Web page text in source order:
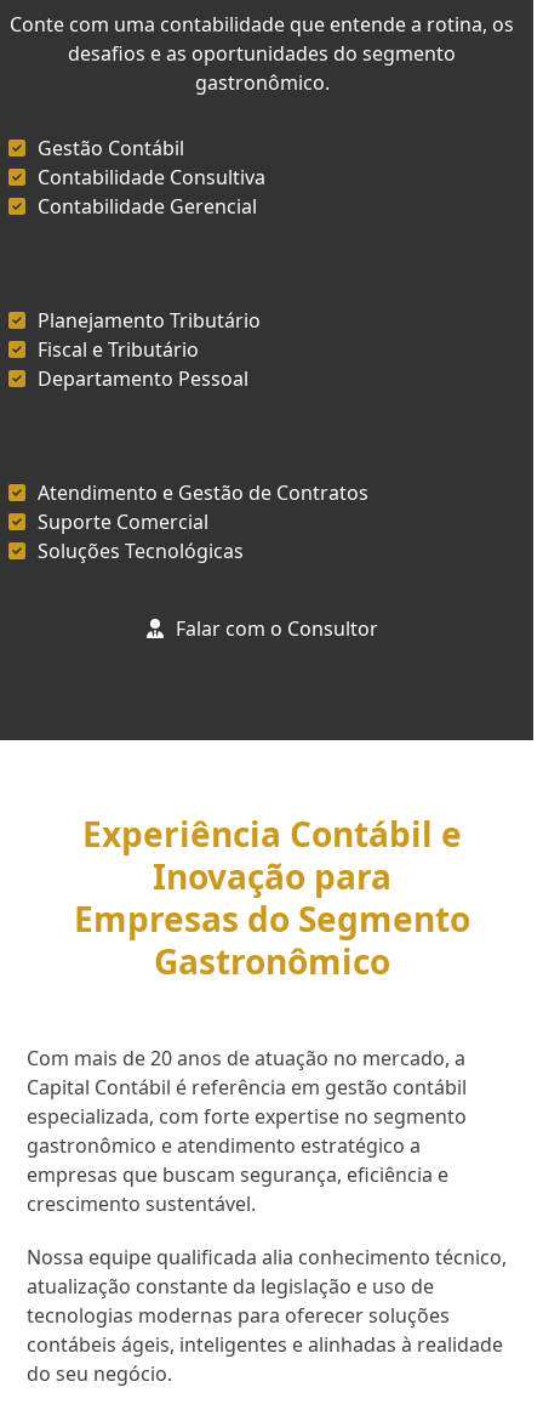
Conte com uma contabilidade que entende a rotina, os
desafios e as oportunidades do segmento
gastronômico.
Gestão Contábil
Contabilidade Consultiva
Contabilidade Gerencial
Planejamento Tributário
Fiscal e Tributário
Departamento Pessoal
Atendimento e Gestão de Contratos
Suporte Comercial
Soluções Tecnológicas
Falar com o Consultor
Experiência Contábil e
Inovação para
Empresas do Segmento
Gastronômico
Com mais de 20 anos de atuação no mercado, a
Capital Contábil é referência em gestão contábil
especializada, com forte expertise no segmento
gastronômico e atendimento estratégico a
empresas que buscam segurança, eficiência e
crescimento sustentável.
Nossa equipe qualificada alia conhecimento técnico,
atualização constante da legislação e uso de
tecnologias modernas para oferecer soluções
contábeis ágeis, inteligentes e alinhadas à realidade
do seu negócio.